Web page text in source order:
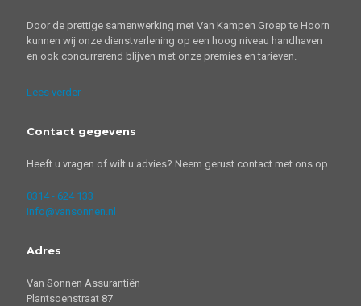
Door de prettige samenwerking met Van Kampen Groep te Hoorn
kunnen wij onze dienstverlening op een hoog niveau handhaven
en ook concurrerend blijven met onze premies en tarieven.
Lees verder
Contact gegevens
Heeft u vragen of wilt u advies? Neem gerust contact met ons op.
0314 - 624 133
info@vansonnen.nl
Adres
Van Sonnen Assurantiën
Plantsoenstraat 87